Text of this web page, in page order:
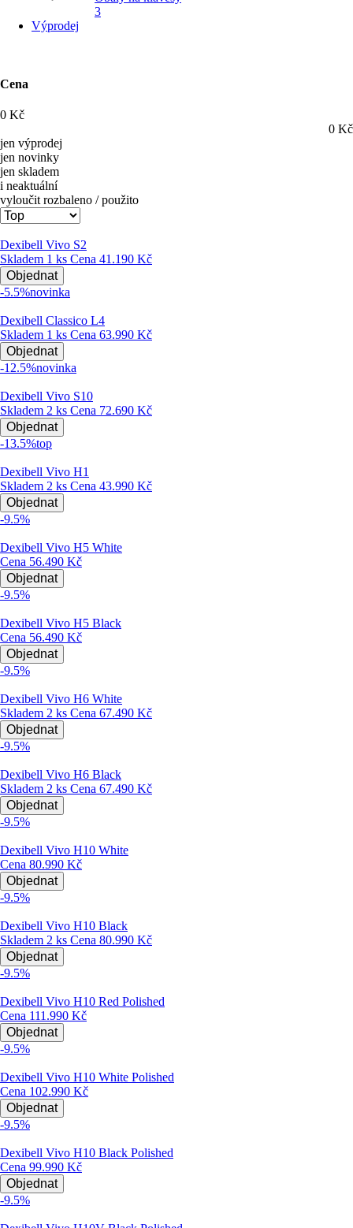
3
Výprodej
Cena
0 Kč
0 Kč
jen výprodej
jen novinky
jen skladem
i neaktuální
vyloučit rozbaleno / použito
Dexibell Vivo S2
Skladem 1 ks Cena 41.190 Kč
Objednat
-5.5%novinka
Dexibell Classico L4
Skladem 1 ks Cena 63.990 Kč
Objednat
-12.5%novinka
Dexibell Vivo S10
Skladem 2 ks Cena 72.690 Kč
Objednat
-13.5%top
Dexibell Vivo H1
Skladem 2 ks Cena 43.990 Kč
Objednat
-9.5%
Dexibell Vivo H5 White
Cena 56.490 Kč
Objednat
-9.5%
Dexibell Vivo H5 Black
Cena 56.490 Kč
Objednat
-9.5%
Dexibell Vivo H6 White
Skladem 2 ks Cena 67.490 Kč
Objednat
-9.5%
Dexibell Vivo H6 Black
Skladem 2 ks Cena 67.490 Kč
Objednat
-9.5%
Dexibell Vivo H10 White
Cena 80.990 Kč
Objednat
-9.5%
Dexibell Vivo H10 Black
Skladem 2 ks Cena 80.990 Kč
Objednat
-9.5%
Dexibell Vivo H10 Red Polished
Cena 111.990 Kč
Objednat
-9.5%
Dexibell Vivo H10 White Polished
Cena 102.990 Kč
Objednat
-9.5%
Dexibell Vivo H10 Black Polished
Cena 99.990 Kč
Objednat
-9.5%